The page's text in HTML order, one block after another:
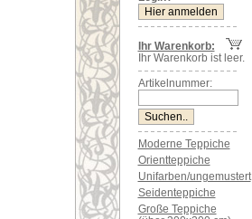
Ihr Warenkorb:
Ihr Warenkorb ist leer.
Artikelnummer:
Moderne Teppiche
Orientteppiche
Unifarben/ungemustert
Seidenteppiche
Große Teppiche